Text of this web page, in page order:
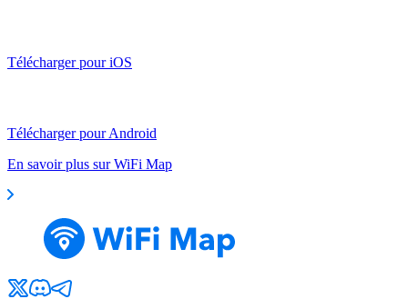
Télécharger pour iOS
Télécharger pour Android
En savoir plus sur WiFi Map